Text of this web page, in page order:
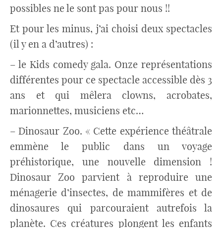
possibles ne le sont pas pour nous !!
Et pour les minus, j’ai choisi deux spectacles
(il y en a d’autres) :
– le Kids comedy gala. Onze représentations
différentes pour ce spectacle accessible dès 3
ans et qui mêlera clowns, acrobates,
marionnettes, musiciens etc…
– Dinosaur Zoo. « Cette expérience théâtrale
emmène le public dans un voyage
préhistorique, une nouvelle dimension !
Dinosaur Zoo parvient à reproduire une
ménagerie d’insectes, de mammifères et de
dinosaures qui parcouraient autrefois la
planète. Ces créatures plongent les enfants